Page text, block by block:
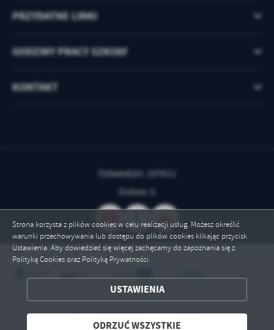
Strona korzysta z plików cookies w celu realizacji usług. Możesz określić
warunki przechowywania lub dostępu do plików cookies klikając przycisk
Ustawienia. Aby dowiedzieć się więcej zachęcamy do zapoznania się z
Polityką Cookies oraz Polityką Prywatności.
USTAWIENIA
ODRZUĆ WSZYSTKIE
ZAPISZ WYBRANE
ODRZUĆ WSZYSTKIE
PRZYDATNE LINKI
GODZINY PRACY SZKOŁY
KONTAKT
Odwiedzin: 107611
Online: 5
Copyright by zst.strzyzowski.pl